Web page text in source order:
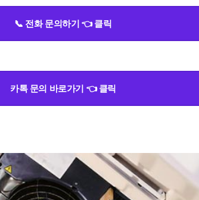
📞 전화 문의하기 👈 클릭
카톡 문의 바로가기 👈 클릭